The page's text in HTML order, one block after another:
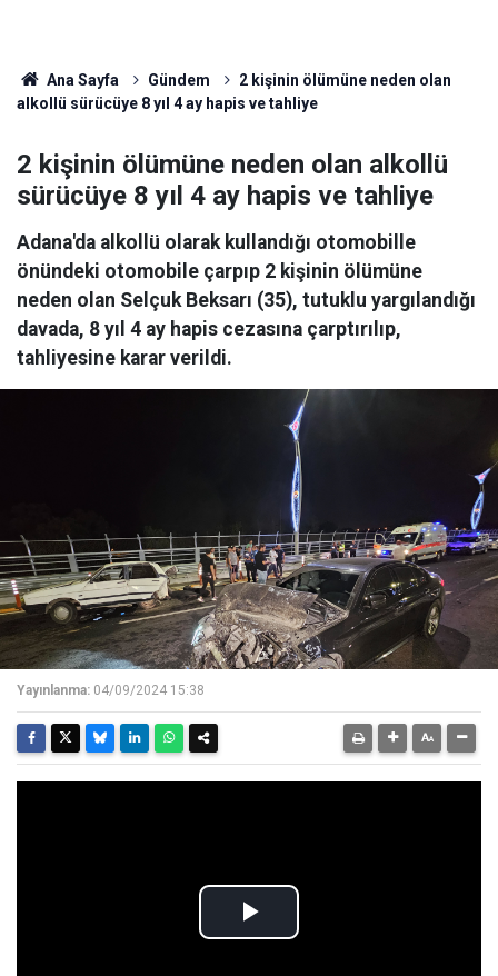
Ana Sayfa Gündem
2 kişinin ölümüne neden olan
alkollü sürücüye 8 yıl 4 ay hapis ve tahliye
2 kişinin ölümüne neden olan alkollü
sürücüye 8 yıl 4 ay hapis ve tahliye
Adana'da alkollü olarak kullandığı otomobille
önündeki otomobile çarpıp 2 kişinin ölümüne
neden olan Selçuk Beksarı (35), tutuklu yargılandığı
davada, 8 yıl 4 ay hapis cezasına çarptırılıp,
tahliyesine karar verildi.
Yayınlanma: 04/09/2024 15:38